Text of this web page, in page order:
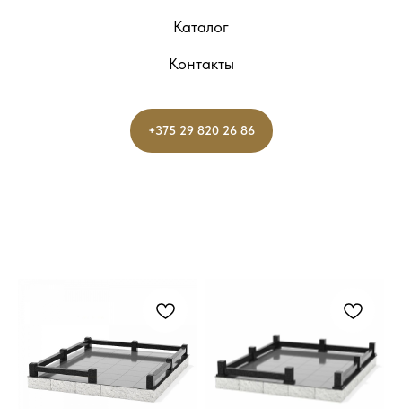
Каталог
Контакты
+375 29 820 26 86